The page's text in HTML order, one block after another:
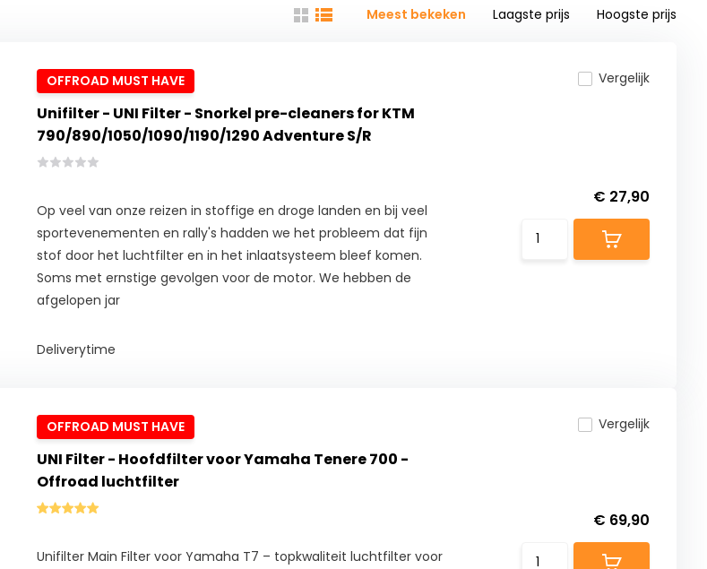
Meest bekeken Laagste prijs Hoogste prijs
OFFROAD MUST HAVE
Unifilter - UNI Filter - Snorkel pre-cleaners for KTM
790/890/1050/1090/1190/1290 Adventure S/R
Op veel van onze reizen in stoffige en droge landen en bij veel
sportevenementen en rally's hadden we het probleem dat fijn
stof door het luchtfilter en in het inlaatsysteem bleef komen.
Soms met ernstige gevolgen voor de motor. We hebben de
afgelopen jar
Deliverytime
Vergelijk
€ 27,90
OFFROAD MUST HAVE
UNI Filter - Hoofdfilter voor Yamaha Tenere 700 -
Offroad luchtfilter
Unifilter Main Filter voor Yamaha T7 – topkwaliteit luchtfilter voor
Vergelijk
€ 69,90